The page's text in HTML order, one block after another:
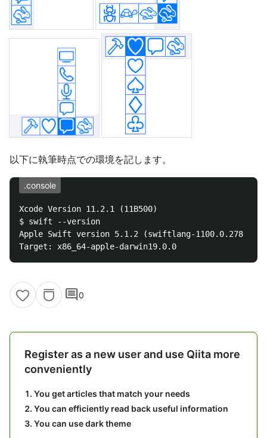
以下に執筆時点での環境を記します。
.console
Xcode Version 11.2.1 (11B500)
$ swift --version
Apple Swift version 5.1.2 (swiftlang-1100.0.278
comment0
Register as a new user and use Qiita more
conveniently
You get articles that match your needs
You can efficiently read back useful information
You can use dark theme